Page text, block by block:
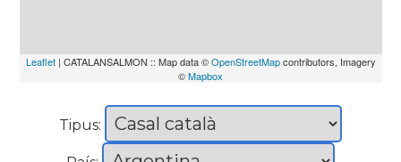
Leaflet| CATALANSALMON :: Map data ©OpenStreetMapcontributors, Imagery
©Mapbox
Tipus: